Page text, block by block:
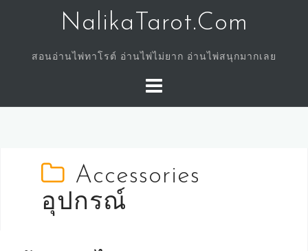
NalikaTarot.Com
สอนอ่านไพ่ทาโรต์ อ่านไพ่ไม่ยาก อ่านไพ่สนุกมากเลย
Accessories
อุปกรณ์